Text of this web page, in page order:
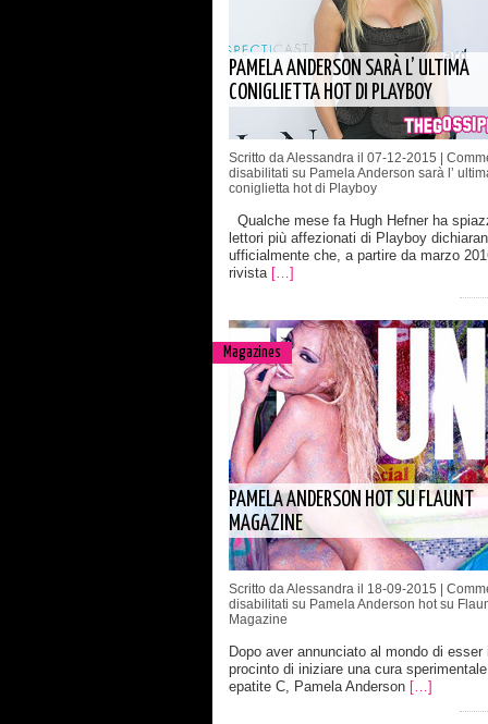
PAMELA ANDERSON SARÀ L’ ULTIMA
CONIGLIETTA HOT DI PLAYBOY
Scritto da Alessandra il 07-12-2015 |
disabilitati su Pamela Anderson sarà l’
coniglietta hot di Playboy
Qualche mese fa Hugh Hefner ha
lettori più affezionati di Playboy
ufficialmente che, a partire da marzo
rivista […]
Magazines
PAMELA ANDERSON HOT SU FLAUNT
MAGAZINE
Scritto da Alessandra il 18-09-2015 |
disabilitati su Pamela Anderson hot su
Magazine
Dopo aver annunciato al mondo di esser
procinto di iniziare una cura sperimentale
epatite C, Pamela Anderson […]